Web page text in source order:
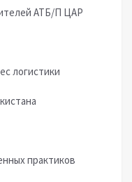
АТБ/П ЦАР
логистики
практиков